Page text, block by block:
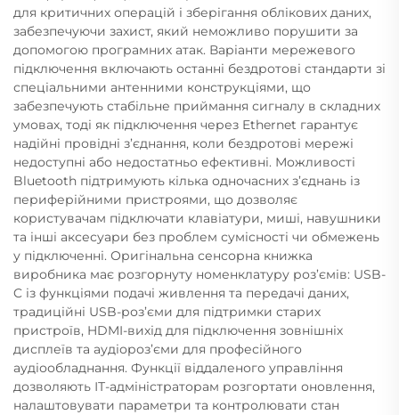
для критичних операцій і зберігання облікових даних,
забезпечуючи захист, який неможливо порушити за
допомогою програмних атак. Варіанти мережевого
підключення включають останні бездротові стандарти зі
спеціальними антенними конструкціями, що
забезпечують стабільне приймання сигналу в складних
умовах, тоді як підключення через Ethernet гарантує
надійні провідні з’єднання, коли бездротові мережі
недоступні або недостатньо ефективні. Можливості
Bluetooth підтримують кілька одночасних з’єднань із
периферійними пристроями, що дозволяє
користувачам підключати клавіатури, миші, навушники
та інші аксесуари без проблем сумісності чи обмежень
у підключенні. Оригінальна сенсорна книжка
виробника має розгорнуту номенклатуру роз’ємів: USB-
C із функціями подачі живлення та передачі даних,
традиційні USB-роз’єми для підтримки старих
пристроїв, HDMI-вихід для підключення зовнішніх
дисплеїв та аудіороз’єми для професійного
аудіообладнання. Функції віддаленого управління
дозволяють ІТ-адміністраторам розгортати оновлення,
налаштовувати параметри та контролювати стан